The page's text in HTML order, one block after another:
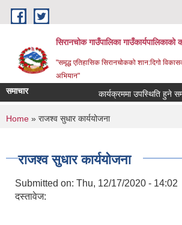
Skip to main content
सिरानचोक गाउँपालिका गाउँकार्यपालिकाको
"समृद्ध एतिहासिक सिरानचोकको शान:दिगो
अभियान"
समाचार कार्यक्रममा उपस्थिति हुने
You are here
Home » राजश्व सुधार कार्ययोजना
राजश्व सुधार कार्ययोजना
Submitted on: Thu, 12/17/2020 - 14:02
दस्तावेज: